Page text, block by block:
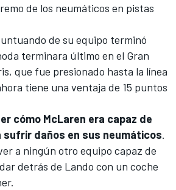
de los neumáticos en pistas
de su equipo terminó
terminara último en el Gran
, que fue presionado hasta la línea
tiene una ventaja de 15 puntos
cómo McLaren era capaz de
daños en sus neumáticos.
a ningún otro equipo capaz de
detrás de Lando con un coche